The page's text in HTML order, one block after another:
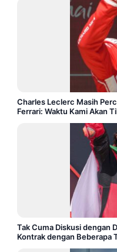
Charles Leclerc Masih
Ferrari: Waktu Kami Akan
Tak Cuma Diskusi dengan
Kontrak dengan Beberapa